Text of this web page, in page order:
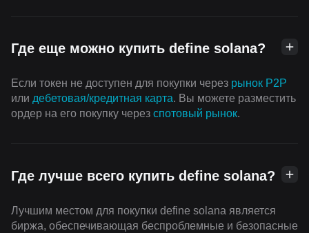
Где еще можно купить define solana?
Если токен не доступен для покупки через рынок P2P
или дебетовая/кредитная карта. Вы можете разместить
ордер на его покупку через cпотовый рынок.
Где лучше всего купить define solana?
Лучшим местом для покупки define solana является
биржа, обеспечивающая беспроблемные и безопасные